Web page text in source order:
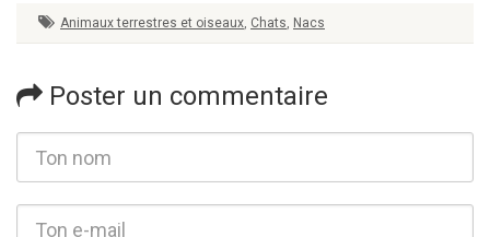
Animaux terrestres et oiseaux, Chats, Nacs
Poster un commentaire